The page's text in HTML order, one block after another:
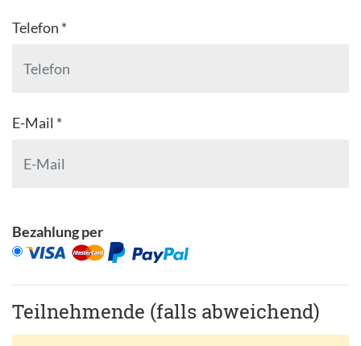
Telefon *
E-Mail *
Bezahlung per
Teilnehmende (falls abweichend)